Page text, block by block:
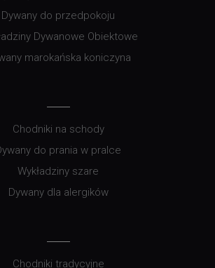
Dywany do przedpokoju
Dywanowe Obiektowe
marokańska koniczyna
Chodniki na schody
do prania w pralce
Wykładziny szare
Dywany dla alergików
Chodniki tradycyjne